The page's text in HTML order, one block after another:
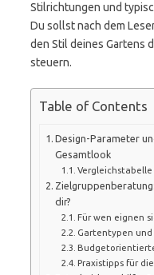
Stilrichtungen und
Du sollst nach dem
den Stil deines Gartens
steuern.
Table of Contents
Design-Parameter
Gesamtlook
Vergleichstabelle
dir?
Für wen eignen
Gartentypen und
Praxistipps für